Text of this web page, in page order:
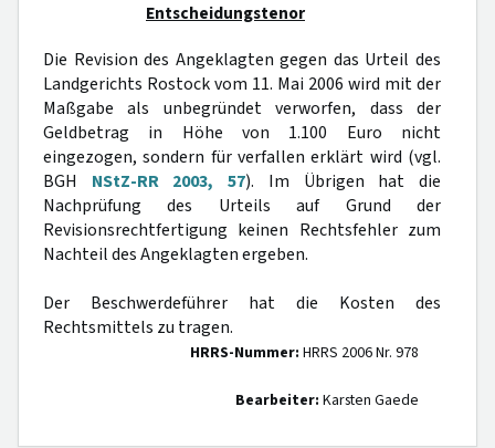
Entscheidungstenor
Die Revision des Angeklagten gegen das Urteil des
Landgerichts Rostock vom 11. Mai 2006 wird mit der
Maßgabe als unbegründet verworfen, dass der
Geldbetrag in Höhe von 1.100 Euro nicht
eingezogen, sondern für verfallen erklärt wird (vgl.
BGH NStZ-RR 2003, 57). Im Übrigen hat die
Nachprüfung des Urteils auf Grund der
Revisionsrechtfertigung keinen Rechtsfehler zum
Nachteil des Angeklagten ergeben.
Der Beschwerdeführer hat die Kosten des
Rechtsmittels zu tragen.
HRRS-Nummer: HRRS 2006 Nr. 978
Bearbeiter: Karsten Gaede